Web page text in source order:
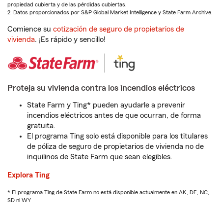
propiedad cubierta y de las pérdidas cubiertas.
2. Datos proporcionados por S&P Global Market Intelligence y State Farm Archive.
Comience su cotización de seguro de propietarios de
vivienda. ¡Es rápido y sencillo!
Proteja su vivienda contra los incendios eléctricos
State Farm y Ting* pueden ayudarle a prevenir
incendios eléctricos antes de que ocurran, de forma
gratuita.
El programa Ting solo está disponible para los titulares
de póliza de seguro de propietarios de vivienda no de
inquilinos de State Farm que sean elegibles.
Explora Ting
* El programa Ting de State Farm no está disponible actualmente en AK, DE, NC,
SD ni WY